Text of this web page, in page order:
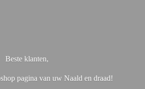
Beste klanten,
pagina van uw Naald en draad!